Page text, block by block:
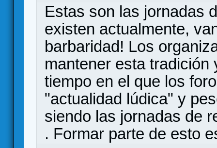
Estas son las jornadas
existen actualmente,
barbaridad! Los
mantener esta tradición
tiempo en el que los
"actualidad lúdica" y
siendo las jornadas de
. Formar parte de esto